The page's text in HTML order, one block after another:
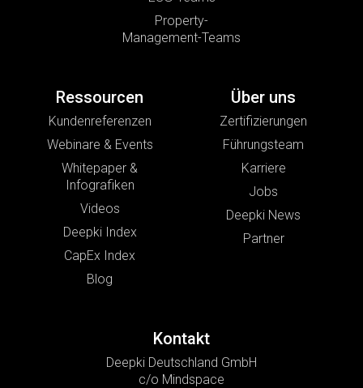
Property-
Management-Teams
Ressourcen
Kundenreferenzen
Webinare & Events
Whitepaper &
Infografiken
Videos
Deepki Index
CapEx Index
Blog
Über uns
Zertifizierungen
Führungsteam
Karriere
Jobs
Deepki News
Partner
Kontakt
Deepki Deutschland GmbH
c/o Mindspace